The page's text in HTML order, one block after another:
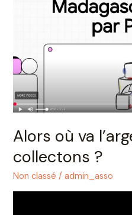
Alors où va
collectons ?
Non classé /admin_asso
nous
collectons